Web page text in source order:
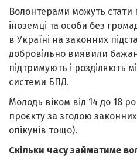
Волонтерами можуть стати
іноземці та особи без
в Україні на законних
добровільно виявили
підтримують і розділяють
системи БПД.
Молодь віком від 14 до 18
проєкту за згодою
опікунів тощо).
Скільки часу займатиме